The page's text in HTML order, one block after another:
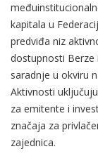
kapitala u
predviđa niz
dostupnosti Berze
saradnje u okviru
Aktivnosti
za emitente i
značaja za
zajednica.